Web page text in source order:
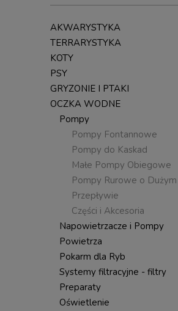
AKWARYSTYKA
TERRARYSTYKA
KOTY
PSY
GRYZONIE I PTAKI
OCZKA WODNE
Pompy
Pompy Fontannowe
Pompy do Kaskad
Małe Pompy Obiegowe
Pompy Rurowe o Dużym
Przepływie
Części i Akcesoria
Napowietrzacze i Pompy
Powietrza
Pokarm dla Ryb
Systemy filtracyjne - filtry
Preparaty
Oświetlenie